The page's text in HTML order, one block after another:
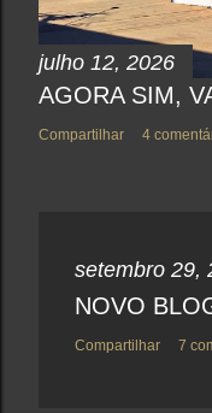
o
julho 12, 2026
AGORA SIM,
Compartilhar 4
setembro 29,
NOVO
Compartilhar 7